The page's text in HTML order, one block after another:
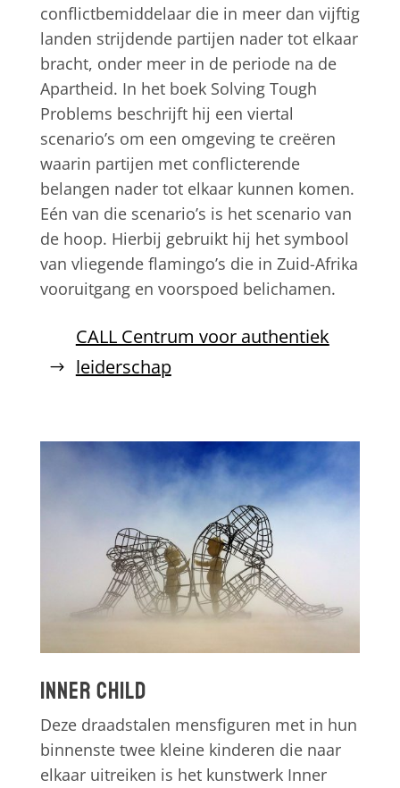
conflictbemiddelaar die in meer dan vijftig
landen strijdende partijen nader tot elkaar
bracht, onder meer in de periode na de
Apartheid. In het boek Solving Tough
Problems beschrijft hij een viertal
scenario’s om een omgeving te creëren
waarin partijen met conflicterende
belangen nader tot elkaar kunnen komen.
Eén van die scenario’s is het scenario van
de hoop. Hierbij gebruikt hij het symbool
van vliegende flamingo’s die in Zuid-Afrika
vooruitgang en voorspoed belichamen.
CALL Centrum voor authentiek
leiderschap
Inner Child
Deze draadstalen mensfiguren met in hun
binnenste twee kleine kinderen die naar
elkaar uitreiken is het kunstwerk Inner